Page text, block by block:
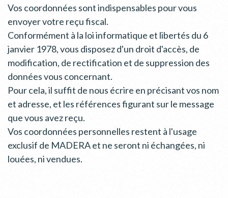
Vos coordonnées sont indispensables pour vous
envoyer votre reçu fiscal.
Conformément à la loi informatique et libertés du 6
janvier 1978, vous disposez d'un droit d'accès, de
modification, de rectification et de suppression des
données vous concernant.
Pour cela, il suffit de nous écrire en précisant vos nom
et adresse, et les références figurant sur le message
que vous avez reçu.
Vos coordonnées personnelles restent à l'usage
exclusif de MADERA et ne seront ni échangées, ni
louées, ni vendues.